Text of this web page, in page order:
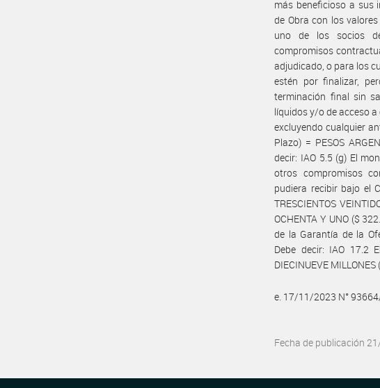
e. 17/11/2023 N°
Fecha de publicación